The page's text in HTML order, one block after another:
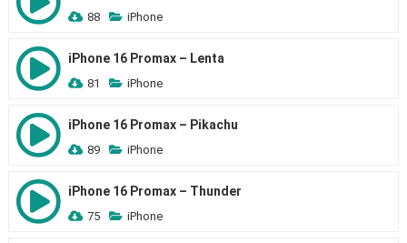
88 iPhone
iPhone 16 Promax – Lenta
81 iPhone
iPhone 16 Promax – Pikachu
89 iPhone
iPhone 16 Promax – Thunder
75 iPhone